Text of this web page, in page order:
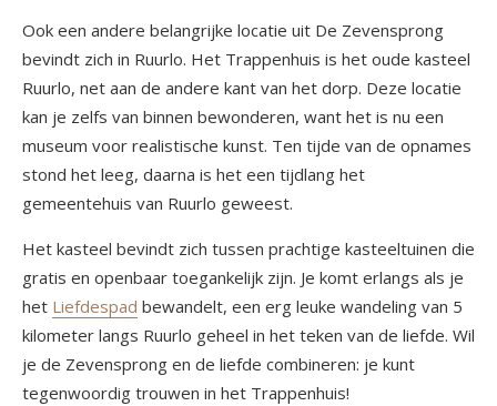
Ook een andere belangrijke locatie uit De Zevensprong
bevindt zich in Ruurlo. Het Trappenhuis is het oude kasteel
Ruurlo, net aan de andere kant van het dorp. Deze locatie
kan je zelfs van binnen bewonderen, want het is nu een
museum voor realistische kunst. Ten tijde van de opnames
stond het leeg, daarna is het een tijdlang het
gemeentehuis van Ruurlo geweest.
Het kasteel bevindt zich tussen prachtige kasteeltuinen die
gratis en openbaar toegankelijk zijn. Je komt erlangs als je
het Liefdespad bewandelt, een erg leuke wandeling van 5
kilometer langs Ruurlo geheel in het teken van de liefde. Wil
je de Zevensprong en de liefde combineren: je kunt
tegenwoordig trouwen in het Trappenhuis!